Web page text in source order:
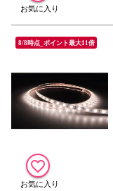
8/8時点_ポイント最大11倍